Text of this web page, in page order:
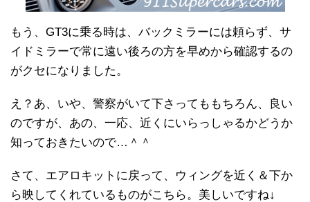
もう、GT3に乗る時は、バックミラーには頼らず、サ
イドミラーで常に遠い後ろの方を早めから確認するの
がクセになりました。
え？あ、いや、警察がいて下さってももちろん、良い
のですが、あの、一応、近くにいらっしゃるかどうか
知っておきたいので…＾＾
さて、エアロキットに戻って、ウィングを近く＆下か
ら映してくれているものがこちら。美しいですね↓